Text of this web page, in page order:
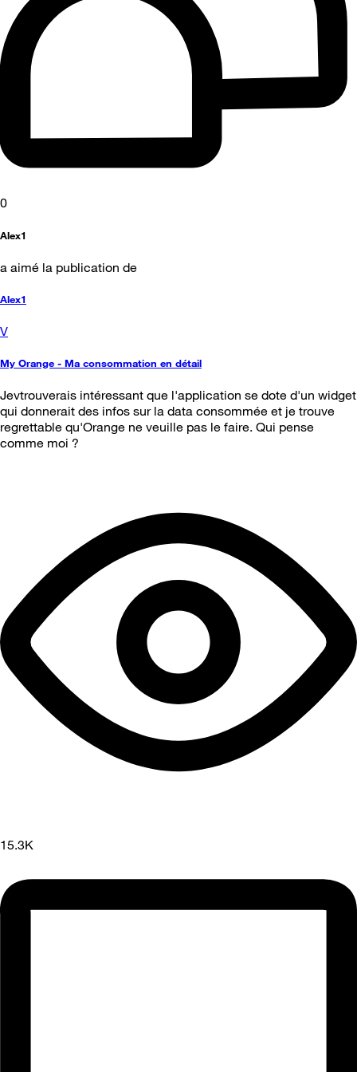
0
Alex1
a aimé la publication de
Alex1
V
My Orange - Ma consommation en détail
Jevtrouverais intéressant que l'application se dote d'un widget
qui donnerait des infos sur la data consommée et je trouve
regrettable qu'Orange ne veuille pas le faire. Qui pense
comme moi ?
15.3K